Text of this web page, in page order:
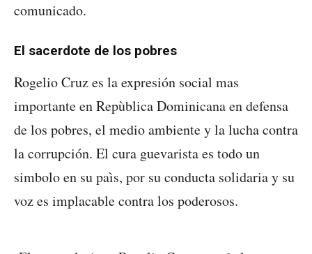
comunicado.
El sacerdote de los pobres
Rogelio Cruz es la expresión social mas
importante en Repùblica Dominicana en defensa
de los pobres, el medio ambiente y la lucha contra
la corrupción. El cura guevarista es todo un
simbolo en su paìs, por su conducta solidaria y su
voz es implacable contra los poderosos.